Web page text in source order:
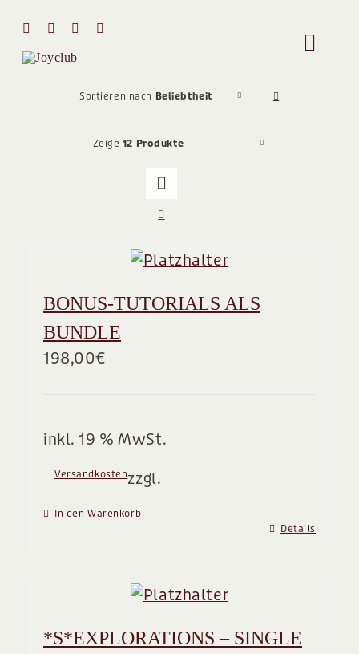
springen
Toggle
Sortieren nach Beliebtheit
Zeige 12 Produkte
BONUS-TUTORIALS ALS
BUNDLE
198,00€
inkl. 19 % MwSt.
zzgl.
Versandkosten
In den Warenkorb
Details
*S*EXPLORATIONS – SINGLE